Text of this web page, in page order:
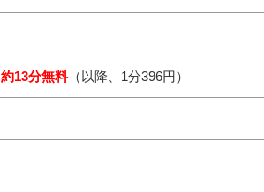
約13分無料（以降、1分396円）